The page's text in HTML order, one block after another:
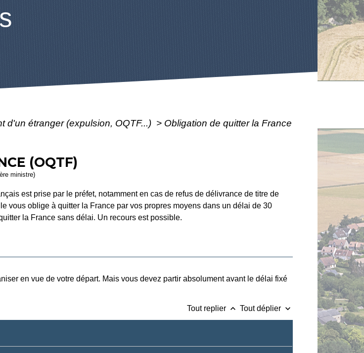
d'un étranger (expulsion, OQTF...) > Obligation de quitter la France
(OQTF)
ministre)
est prise par le préfet, notamment en cas de refus de délivrance de titre de
vous oblige à quitter la France par vos propres moyens dans un délai de 30
la France sans délai. Un recours est possible.
en vue de votre départ. Mais vous devez partir absolument avant le délai fixé
Tout replier keyboard_arrow_up Tout déplier keyboard_arrow_down